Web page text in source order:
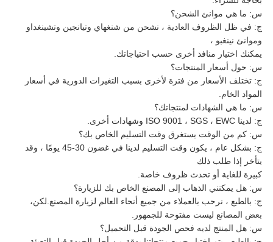
س: ما هي موانئ الشحن؟
ج: في ظل الظروف العادية ، نشحن من شنغهاي وتيانجين وتشينغداو
وموانئ نينغبو ،
يمكنك اختيار منافذ أخرى حسب احتياجاتك.
س: حول أسعار المنتجات؟
ج: تختلف الأسعار من فترة لأخرى بسبب التغيرات الدورية في أسعار
المواد الخام.
س: ما هي الشهادات لمنتجاتك؟
ج: لدينا ISO 9001 ، SGS ، EWC وشهادات أخرى.
س: كم من الوقت يستغرق وقت التسليم الخاص بك؟
ج: بشكل عام ، يكون وقت التسليم لدينا في غضون 30-45 يومًا ، وقد
يتأخر إذا طلب ذلك
كبيرة للغاية أو تحدث ظروف خاصة.
س: هل يمكنني الذهاب إلى المصنع الخاص بك للزيارة؟
ج: بالطبع ، نرحب بالعملاء من جميع أنحاء العالم لزيارة المصنع.لكن،
بعض المصانع ليست مفتوحة للجمهور.
س: هل المنتج لديه فحص الجودة قبل التحميل؟